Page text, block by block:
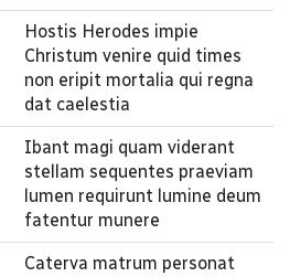
Hostis Herodes impie
Christum venire quid times
non eripit mortalia qui regna
dat caelestia
Ibant magi quam viderant
stellam sequentes praeviam
lumen requirunt lumine deum
fatentur munere
Caterva matrum personat